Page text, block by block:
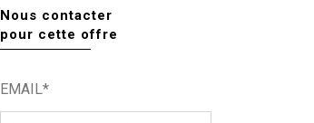
Nous contacter
pour cette offre
EMAIL*